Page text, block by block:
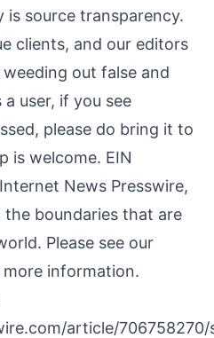
is source transparency.
clients, and our editors
out false and
user, if you see
please do bring it to
is welcome. EIN
News Presswire,
boundaries that are
Please see our
information.
article/706758270/